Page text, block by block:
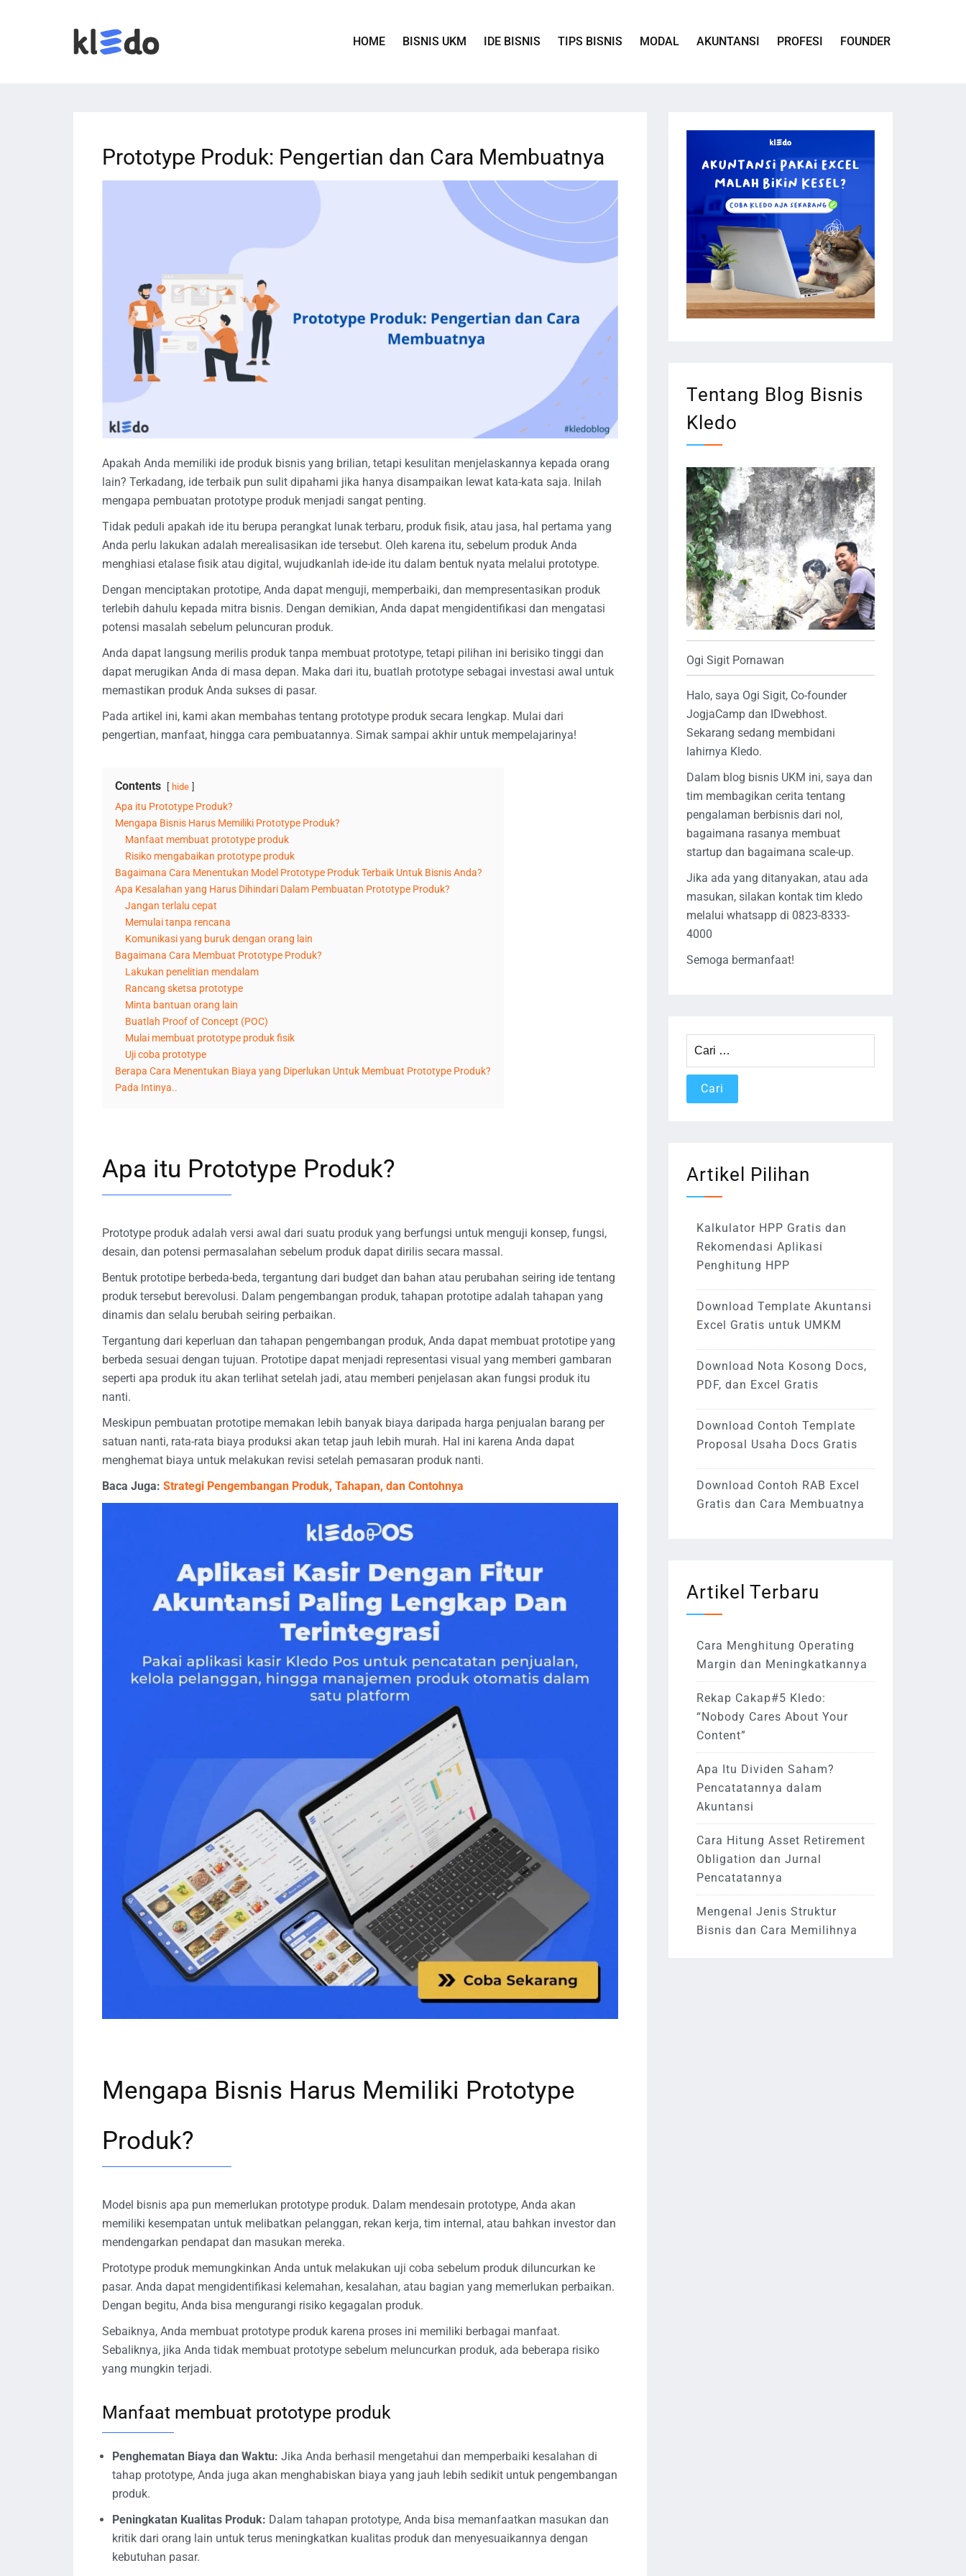
HOME BISNIS UKM IDE BISNIS TIPS BISNIS MODAL AKUNTANSI PROFESI FOUNDER
Prototype Produk: Pengertian dan Cara Membuatnya
Apakah Anda memiliki ide produk bisnis yang brilian, tetapi kesulitan menjelaskannya kepada orang
lain? Terkadang, ide terbaik pun sulit dipahami jika hanya disampaikan lewat kata-kata saja. Inilah
mengapa pembuatan prototype produk menjadi sangat penting.
Tidak peduli apakah ide itu berupa perangkat lunak terbaru, produk fisik, atau jasa, hal pertama yang
Anda perlu lakukan adalah merealisasikan ide tersebut. Oleh karena itu, sebelum produk Anda
menghiasi etalase fisik atau digital, wujudkanlah ide-ide itu dalam bentuk nyata melalui prototype.
Dengan menciptakan prototipe, Anda dapat menguji, memperbaiki, dan mempresentasikan produk
terlebih dahulu kepada mitra bisnis. Dengan demikian, Anda dapat mengidentifikasi dan mengatasi
potensi masalah sebelum peluncuran produk.
Anda dapat langsung merilis produk tanpa membuat prototype, tetapi pilihan ini berisiko tinggi dan
dapat merugikan Anda di masa depan. Maka dari itu, buatlah prototype sebagai investasi awal untuk
memastikan produk Anda sukses di pasar.
Pada artikel ini, kami akan membahas tentang prototype produk secara lengkap. Mulai dari
pengertian, manfaat, hingga cara pembuatannya. Simak sampai akhir untuk mempelajarinya!
Contents hide
Apa itu Prototype Produk?
Mengapa Bisnis Harus Memiliki Prototype Produk?
Manfaat membuat prototype produk
Risiko mengabaikan prototype produk
Bagaimana Cara Menentukan Model Prototype Produk Terbaik Untuk Bisnis Anda?
Apa Kesalahan yang Harus Dihindari Dalam Pembuatan Prototype Produk?
Jangan terlalu cepat
Memulai tanpa rencana
Komunikasi yang buruk dengan orang lain
Bagaimana Cara Membuat Prototype Produk?
Lakukan penelitian mendalam
Rancang sketsa prototype
Minta bantuan orang lain
Buatlah Proof of Concept (POC)
Mulai membuat prototype produk fisik
Uji coba prototype
Berapa Cara Menentukan Biaya yang Diperlukan Untuk Membuat Prototype Produk?
Pada Intinya..
Apa itu Prototype Produk?
Prototype produk adalah versi awal dari suatu produk yang berfungsi untuk menguji konsep, fungsi,
desain, dan potensi permasalahan sebelum produk dapat dirilis secara massal.
Bentuk prototipe berbeda-beda, tergantung dari budget dan bahan atau perubahan seiring ide tentang
produk tersebut berevolusi. Dalam pengembangan produk, tahapan prototipe adalah tahapan yang
dinamis dan selalu berubah seiring perbaikan.
Tergantung dari keperluan dan tahapan pengembangan produk, Anda dapat membuat prototipe yang
berbeda sesuai dengan tujuan. Prototipe dapat menjadi representasi visual yang memberi gambaran
seperti apa produk itu akan terlihat setelah jadi, atau memberi penjelasan akan fungsi produk itu
nanti.
Meskipun pembuatan prototipe memakan lebih banyak biaya daripada harga penjualan barang per
satuan nanti, rata-rata biaya produksi akan tetap jauh lebih murah. Hal ini karena Anda dapat
menghemat biaya untuk melakukan revisi setelah pemasaran produk nanti.
Baca Juga: Strategi Pengembangan Produk, Tahapan, dan Contohnya
Mengapa Bisnis Harus Memiliki Prototype
Produk?
Model bisnis apa pun memerlukan prototype produk. Dalam mendesain prototype, Anda akan
memiliki kesempatan untuk melibatkan pelanggan, rekan kerja, tim internal, atau bahkan investor dan
mendengarkan pendapat dan masukan mereka.
Prototype produk memungkinkan Anda untuk melakukan uji coba sebelum produk diluncurkan ke
pasar. Anda dapat mengidentifikasi kelemahan, kesalahan, atau bagian yang memerlukan perbaikan.
Dengan begitu, Anda bisa mengurangi risiko kegagalan produk.
Sebaiknya, Anda membuat prototype produk karena proses ini memiliki berbagai manfaat.
Sebaliknya, jika Anda tidak membuat prototype sebelum meluncurkan produk, ada beberapa risiko
yang mungkin terjadi.
Manfaat membuat prototype produk
Penghematan Biaya dan Waktu: Jika Anda berhasil mengetahui dan memperbaiki kesalahan di
tahap prototype, Anda juga akan menghabiskan biaya yang jauh lebih sedikit untuk pengembangan
produk.
Peningkatan Kualitas Produk: Dalam tahapan prototype, Anda bisa memanfaatkan masukan dan
kritik dari orang lain untuk terus meningkatkan kualitas produk dan menyesuaikannya dengan
kebutuhan pasar.
Tentang Blog Bisnis
Kledo
Ogi Sigit Pornawan
Halo, saya Ogi Sigit, Co-founder
JogjaCamp dan IDwebhost.
Sekarang sedang membidani
lahirnya Kledo.
Dalam blog bisnis UKM ini, saya dan
tim membagikan cerita tentang
pengalaman berbisnis dari nol,
bagaimana rasanya membuat
startup dan bagaimana scale-up.
Jika ada yang ditanyakan, atau ada
masukan, silakan kontak tim kledo
melalui whatsapp di 0823-8333-
4000
Semoga bermanfaat!
untuk:
Artikel Pilihan
Kalkulator HPP Gratis dan
Rekomendasi Aplikasi
Penghitung HPP
Download Template Akuntansi
Excel Gratis untuk UMKM
Download Nota Kosong Docs,
PDF, dan Excel Gratis
Download Contoh Template
Proposal Usaha Docs Gratis
Download Contoh RAB Excel
Gratis dan Cara Membuatnya
Artikel Terbaru
Cara Menghitung Operating
Margin dan Meningkatkannya
Rekap Cakap#5 Kledo:
“Nobody Cares About Your
Content”
Apa Itu Dividen Saham?
Pencatatannya dalam
Akuntansi
Cara Hitung Asset Retirement
Obligation dan Jurnal
Pencatatannya
Mengenal Jenis Struktur
Bisnis dan Cara Memilihnya